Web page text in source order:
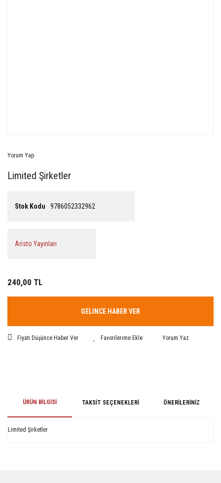
Yorum Yap
Limited Şirketler
Stok Kodu 9786052332962
Aristo Yayınları
240,00 TL
GELİNCE HABER VER
Fiyatı Düşünce Haber Ver Yorum Yaz
ÜRÜN BILGISI TAKSIT SEÇENEKLERI ÖNERILERINIZ
Limited Şirketler